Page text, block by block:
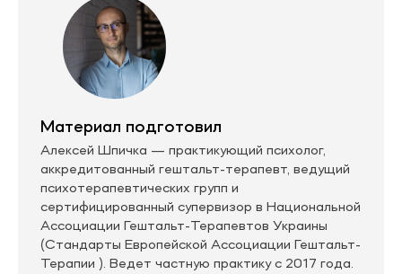
Материал подготовил
Алексей Шпичка — практикующий психолог,
аккредитованный гештальт-терапевт, ведущий
психотерапевтических групп и
сертифицированный супервизор в Национальной
Ассоциации Гештальт-Терапевтов Украины
(Стандарты Европейской Ассоциации Гештальт-
Терапии ). Ведет частную практику с 2017 года.